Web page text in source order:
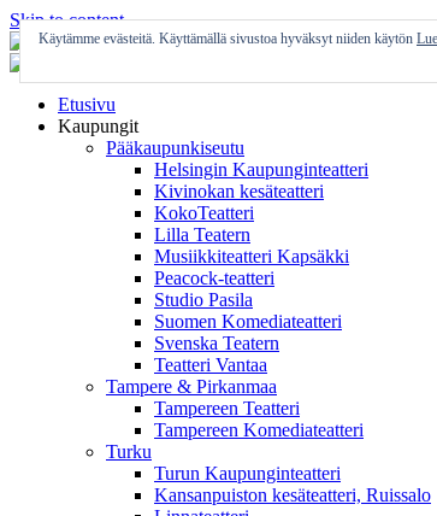
Skip to content
Etusivu
Kaupungit
Pääkaupunkiseutu
Helsingin Kaupunginteatteri
Kivinokan kesäteatteri
KokoTeatteri
Lilla Teatern
Musiikkiteatteri Kapsäkki
Peacock-teatteri
Studio Pasila
Suomen Komediateatteri
Svenska Teatern
Teatteri Vantaa
Tampere & Pirkanmaa
Tampereen Teatteri
Tampereen Komediateatteri
Turku
Turun Kaupunginteatteri
Kansanpuiston kesäteatteri, Ruissalo
Käytämme evästeitä. Käyttämällä sivustoa hyväksyt niiden käytön